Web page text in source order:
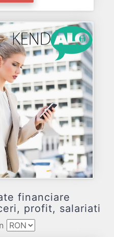
financiare
profit, salariati